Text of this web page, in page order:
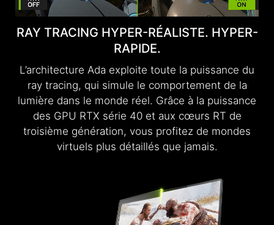
RAY TRACING HYPER-RÉALISTE. HYPER-
RAPIDE.
L’architecture Ada exploite toute la puissance du
ray tracing, qui simule le comportement de la
lumière dans le monde réel. Grâce à la puissance
des GPU RTX série 40 et aux cœurs RT de
troisième génération, vous profitez de mondes
virtuels plus détaillés que jamais.